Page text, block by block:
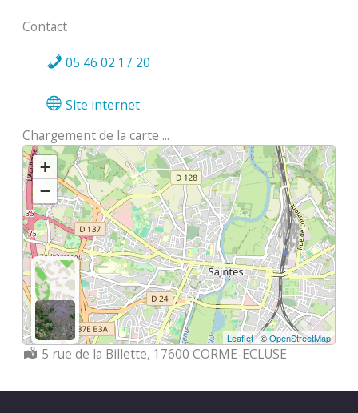
Contact
05 46 02 17 20
Site internet
Chargement de la carte ...
+
−
Leaflet| ©OpenStreetMap
Localisation :
5 rue de la Billette, 17600 CORME-ECLUSE